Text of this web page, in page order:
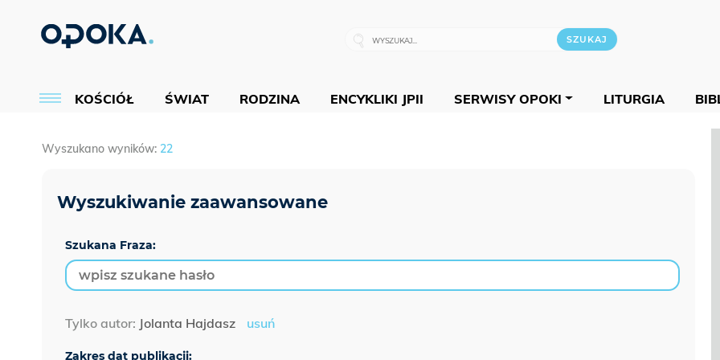
KOŚCIÓŁ ŚWIAT RODZINA ENCYKLIKI JPII SERWISY OPOKI LITURGIA
Wyszukano wyników: 22
Szukana Fraza:
Tylko autor: Jolanta Hajdasz usuń